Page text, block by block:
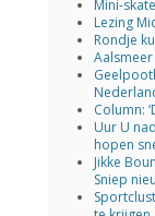
Mini-
Lezing
Rondje
Column:
Uur U
hopen
Jikke
Sniep